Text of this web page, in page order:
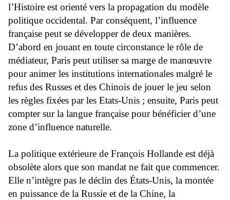
l’Histoire est orienté vers la propagation du modèle
politique occidental. Par conséquent, l’influence
française peut se développer de deux manières.
D’abord en jouant en toute circonstance le rôle de
médiateur, Paris peut utiliser sa marge de manœuvre
pour animer les institutions internationales malgré le
refus des Russes et des Chinois de jouer le jeu selon
les règles fixées par les Etats-Unis ; ensuite, Paris peut
compter sur la langue française pour bénéficier d’une
zone d’influence naturelle.
La politique extérieure de François Hollande est déjà
obsolète alors que son mandat ne fait que commencer.
Elle n’intègre pas le déclin des États-Unis, la montée
en puissance de la Russie et de la Chine, la